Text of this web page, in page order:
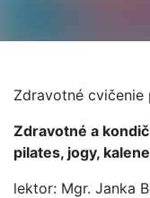
Zdravotné cvičenie
Zdravotné a
pilates, jogy,
lektor: Mgr. Janka